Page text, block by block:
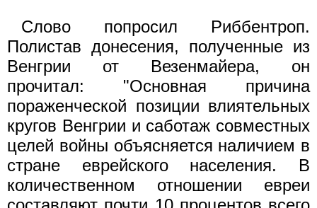
Слово попросил Риббентроп.
Полистав донесения, полученные из
Венгрии от Везенмайера, он
прочитал: "Основная причина
пораженческой позиции влиятельных
кругов Венгрии и саботаж совместных
целей войны объясняется наличием в
стране еврейского населения. В
количественном отношении евреи